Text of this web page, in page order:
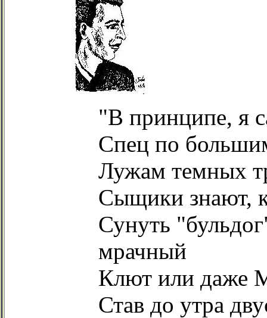
"В принципе, я
Спец по
Лужам темных
Сыщики знают,
Сунуть
мрачный
Клют или даже
Став до утра